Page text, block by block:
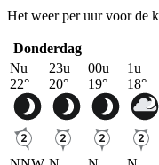
Het weer per uur voor de
Donderdag
Nu
22°
23u
20°
00u
19°
1u
18°